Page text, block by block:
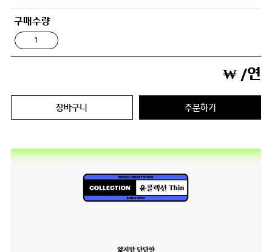
구매수량
₩ /연
장바구니 주문하기